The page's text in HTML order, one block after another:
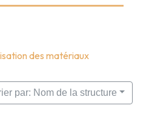
des matériaux
par: Nom de la structure